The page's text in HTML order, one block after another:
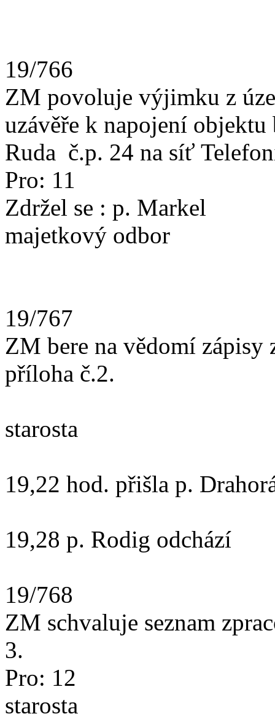
19/766
ZM povoluje výjimku z
uzávěře k napojení
Ruda č.p. 24 na síť
Pro: 11
Zdržel se : p.
majetkový odbor
19/767
ZM bere na vědomí
příloha č.2.
starosta
19,22 hod. přišla p.
19,28 p. Rodig odchází
19/768
ZM schvaluje seznam
3.
Pro:
starosta